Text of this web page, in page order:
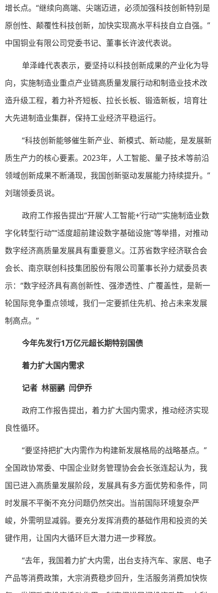
增长点。“继续向高端、尖端迈进，必须加强科技创新特别是
原创性、颠覆性科技创新，加快实现高水平科技自立自强。”
中国铜业有限公司党委书记、董事长许波代表说。
单泽峰代表表示，要坚持以科技创新成果的产业化为导
向，实施制造业重点产业链高质量发展行动和制造业技术改
造升级工程，着力补齐短板、拉长长板、锻造新板，培育壮
大先进制造业集群，保持工业经济平稳运行。
“科技创新能够催生新产业、新模式、新动能，是发展新
质生产力的核心要素。2023年，人工智能、量子技术等前沿
领域创新成果不断涌现，我国创新驱动发展能力持续提升。”
刘瑞领委员说。
政府工作报告提出“开展‘人工智能+’行动”“实施制造业数
字化转型行动”“适度超前建设数字基础设施”等举措，对推动
数字经济高质量发展具有重要意义。江苏省数字经济联合会
会长、南京联创科技集团股份有限公司董事长孙力斌委员表
示：“数字经济具有高创新性、强渗透性、广覆盖性，是新一
轮国际竞争重点领域，我们一定要抓住先机、抢占未来发展
制高点。”
今年先发行1万亿元超长期特别国债
着力扩大国内需求
记者 林丽鹂 闫伊乔
政府工作报告提出，着力扩大国内需求，推动经济实现
良性循环。
“要坚持把扩大内需作为构建新发展格局的战略基点。”
全国政协常委、中国企业财务管理协会会长张连起认为，我
国已进入高质量发展阶段，发展具有多方面优势和条件，同
时发展不平衡不充分问题仍然突出。当前国际环境复杂严
峻，外需明显减弱。要充分发挥消费的基础作用和投资的关
键作用，让国内大循环巨大潜力进一步释放。
“去年，我国着力扩大内需，出台支持汽车、家居、电子
产品等消费政策，大宗消费稳步回升，生活服务消费加快恢